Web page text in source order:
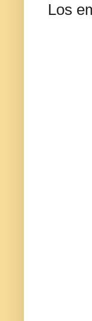
Los